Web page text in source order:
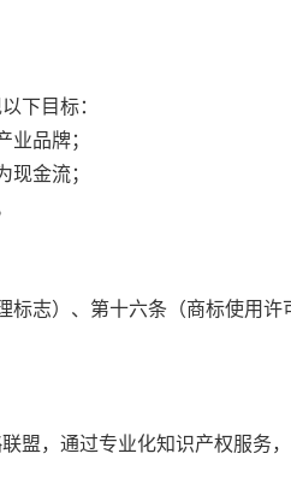
下目标：
业品牌；
现金流；
志）、第十六条（商标使用许
盟，通过专业化知识产权服务